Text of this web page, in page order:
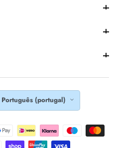
e horário
Promoções
Português (portugal)